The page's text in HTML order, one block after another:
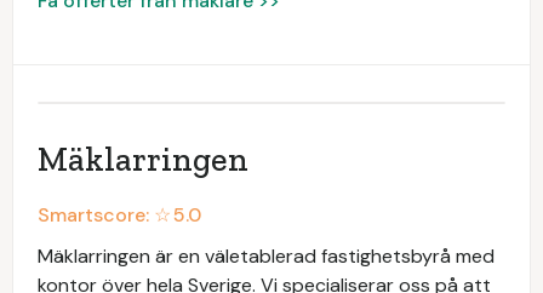
Mäklarringen
Smartscore: ☆5.0
Mäklarringen är en väletablerad fastighetsbyrå med
kontor över hela Sverige. Vi specialiserar oss på att